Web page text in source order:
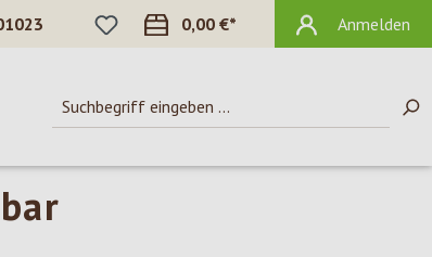
DU HAST 0 PRODUKTE AUF DEM
0,00 €* Anmelden